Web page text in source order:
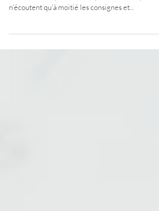
est peut-être la solution!
sont des ados qui n’en font qu’à leur tête, qui
n’écoutent qu’à moitié les consignes et...